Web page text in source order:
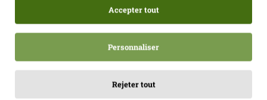
Récemment consulté Les plus vues
Accepter tout
Personnaliser
Rejeter tout